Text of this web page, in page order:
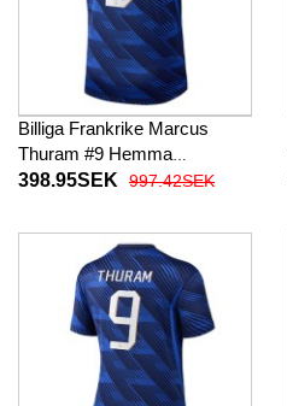
Billiga Frankrike Marcus
Thuram #9 Hemma
fotbollskläder VM 2026
398.95SEK 997.42SEK